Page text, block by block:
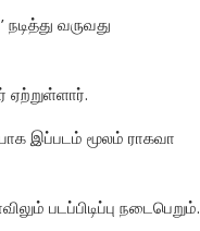
வருவது
ஏற்றுள்ளார்.
இப்படம் மூலம் ராகவா
படப்பிடிப்பு நடைபெறும்.